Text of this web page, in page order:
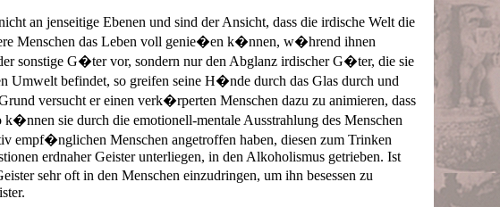
an jenseitige Ebenen und sind der Ansicht, dass die irdische Welt die
Menschen das Leben voll genie�en k�nnen, w�hrend ihnen
sonstige G�ter vor, sondern nur den Abglanz irdischer G�ter, die sie
befindet, so greifen seine H�nde durch das Glas durch und
versucht er einen verk�rperten Menschen dazu zu animieren, dass
sie durch die emotionell-mentale Ausstrahlung des Menschen
empf�nglichen Menschen angetroffen haben, diesen zum Trinken
erdnaher Geister unterliegen, in den Alkoholismus getrieben. Ist
sehr oft in den Menschen einzudringen, um ihn besessen zu